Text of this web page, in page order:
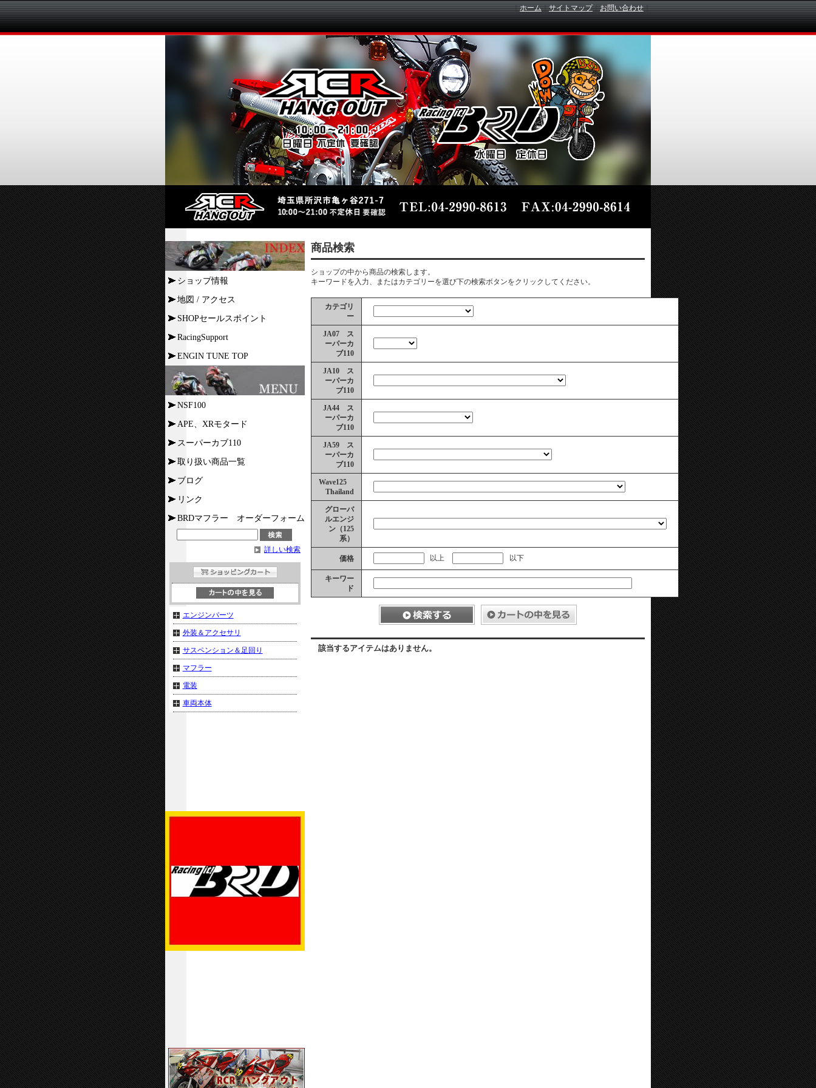
｜ホーム｜サイトマップ｜お問い合わせ｜
ショップ情報
地図 / アクセス
SHOPセールスポイント
RacingSupport
ENGIN TUNE TOP
NSF100
APE、XRモタード
スーパーカブ110
取り扱い商品一覧
ブログ
リンク
BRDマフラー オーダーフォーム
詳しい検索
エンジンパーツ
外装＆アクセサリ
サスペンション＆足回り
マフラー
電装
車両本体
商品検索
ショップの中から商品の検索します。
キーワードを入力、またはカテゴリーを選び下の検索ボタンをクリックしてください。
カテゴリ
ー
JA07 ス
ーパーカ
ブ110
JA10 ス
ーパーカ
ブ110
JA44 ス
ーパーカ
ブ110
JA59 ス
ーパーカ
ブ110
Wave125
Thailand
グローバ
ルエンジ
ン（125
系）
価格 以上 以下
キーワー
ド
該当するアイテムはありません。